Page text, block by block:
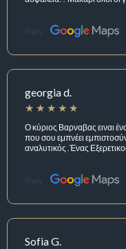
Πηγή:
georgia d.
Ο κύριος Βαρναβας ειναι
που σου εμπνέει
αναλυτικός .Ένας
Πηγή:
Sofia G.